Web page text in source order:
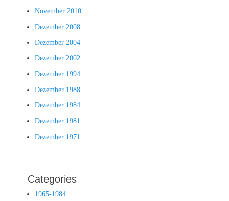
November 2010
Dezember 2008
Dezember 2004
Dezember 2002
Dezember 1994
Dezember 1988
Dezember 1984
Dezember 1981
Dezember 1971
Categories
1965-1984